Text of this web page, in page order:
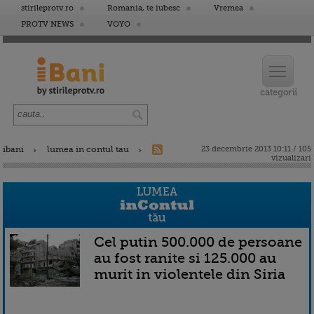
stirileprotv.ro Romania, te iubesc
Vremea
PROTV NEWS
VOYO
ibani lumea in contul tau
23 decembrie 2013 10:11 / 105
vizualizari
Cel putin 500.000 de persoane
au fost ranite si 125.000 au
murit in violentele din Siria